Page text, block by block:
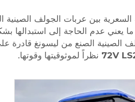
السعرية بين عربات الجولف الصينية
ما يعني عدم الحاجة إلى
الصينية الصنع من ليسونغ قادرة
نظراً لموثوقيتها وقوتها.